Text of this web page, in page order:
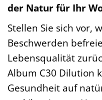
der Natur für Ihr
Stellen Sie sich vor,
Beschwerden
Lebensqualität
Album C30 Dilution
Gesundheit auf